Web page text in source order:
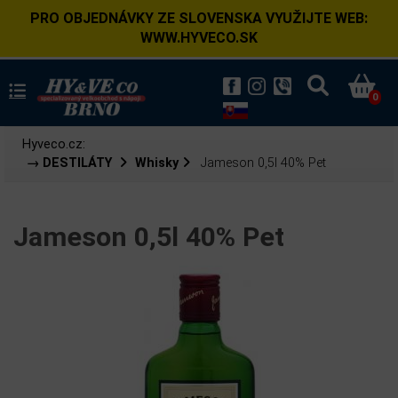
PRO OBJEDNÁVKY ZE SLOVENSKA VYUŽIJTE WEB:
WWW.HYVECO.SK
0
Hyveco.cz:
→ DESTILÁTY
Whisky Jameson 0,5l 40% Pet
Jameson 0,5l 40% Pet